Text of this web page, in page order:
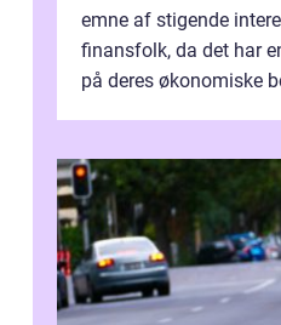
emne af stigende
finansfolk, da det har
på deres økonomiske